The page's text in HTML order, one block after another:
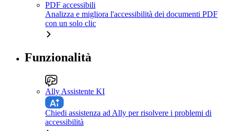
PDF accessibili
Analizza e migliora l'accessibilità dei documenti PDF
con un solo clic
Funzionalità
Ally Assistente KI
Chiedi assistenza ad Ally per risolvere i problemi di
accessibilità